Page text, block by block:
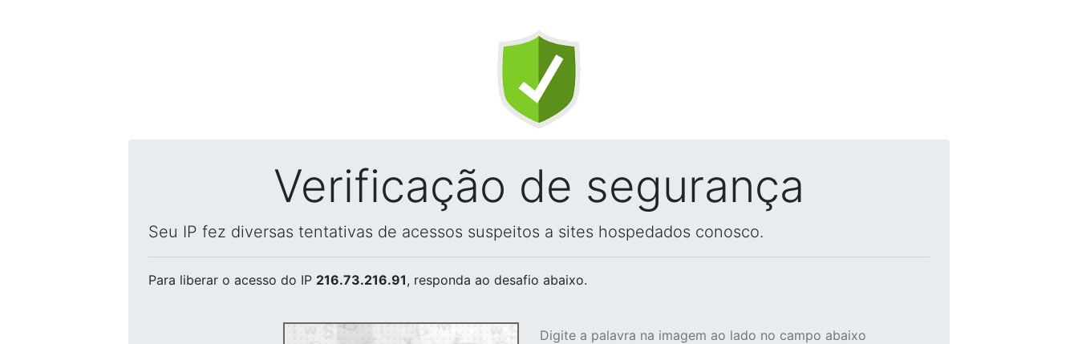
Verificação de segurança
Seu IP fez diversas tentativas de acessos suspeitos a sites hospedados conosco.
Para liberar o acesso do IP 216.73.216.91, responda ao desafio abaixo.
Digite a palavra na imagem ao lado no campo abaixo